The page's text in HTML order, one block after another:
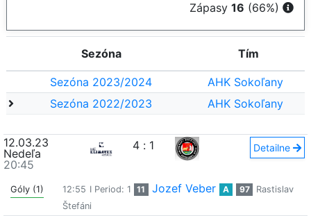
Zápasy 16 (66%)
Sezóna Tím
Sezóna 2023/2024
AHK Sokoľany
Sezóna 2022/2023
AHK Sokoľany
12.03.23
Nedeľa
20:45
4 : 1 Detailne
Góly (1) 12:55 I Period: 1 11 Jozef Veber A 97
Rastislav
Štefáni